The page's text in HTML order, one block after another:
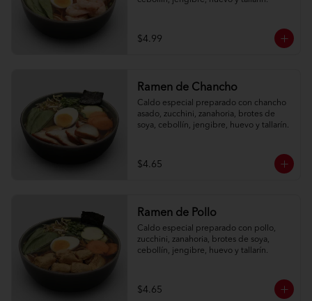
$4.99
Ramen de Chancho
Caldo especial preparado con chancho
asado, zucchini, zanahoria, brotes de
soya, cebollín, jengibre, huevo y tallarín.
$4.65
Ramen de Pollo
Caldo especial preparado con pollo,
zucchini, zanahoria, brotes de soya,
cebollín, jengibre, huevo y tallarín.
$4.65